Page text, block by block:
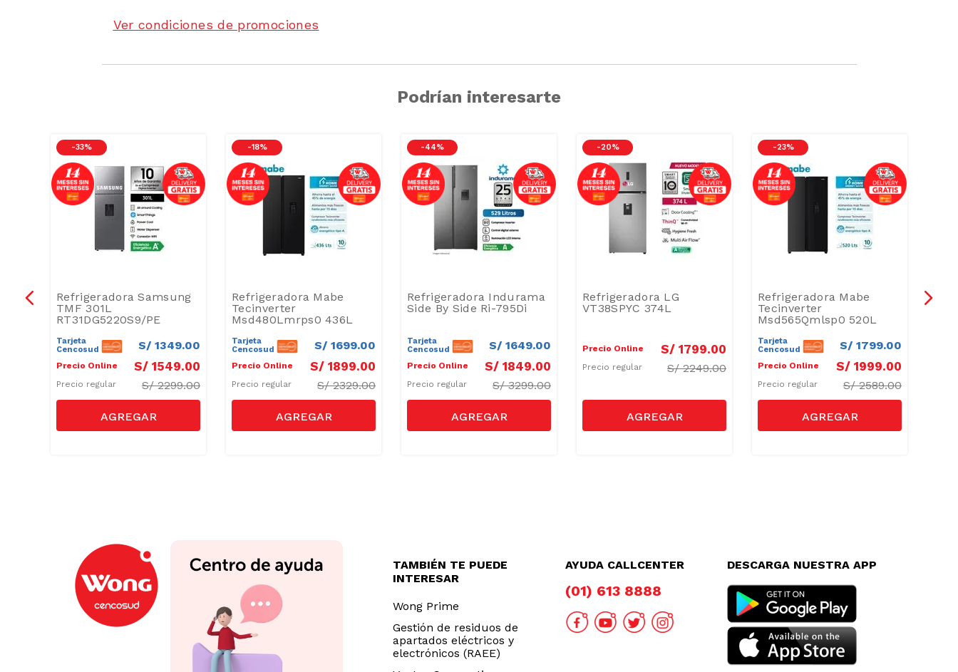
Ver condiciones de promociones
Podrían interesarte
-33 %
Refrigeradora Samsung
TMF 301L
RT31DG5220S9/PE
Tarjeta
Cencosud
S/ 1349.00
Precio Online S/ 1549.00
Precio regular S/2299.00
-18 %
Refrigeradora Mabe
Tecinverter
Msd480Lmrps0 436L
Tarjeta
Cencosud
S/ 1699.00
Precio Online S/ 1899.00
Precio regular S/2329.00
-44 %
Refrigeradora Indurama
Side By Side Ri-795Di
Tarjeta
Cencosud
S/ 1649.00
Precio Online S/ 1849.00
Precio regular S/3299.00
-20 %
Refrigeradora LG
VT38SPYC 374L
Precio Online S/ 1799.00
Precio regular S/2249.00
-23 %
Refrigeradora Mabe
Tecinverter
Msd565Qmlsp0 520L
Tarjeta
Cencosud
S/ 1799.00
Precio Online S/ 1999.00
Precio regular S/2589.00
TAMBIÉN TE PUEDE
INTERESAR
Wong Prime
Gestión de residuos de
apartados eléctricos y
electrónicos (RAEE)
AYUDA CALLCENTER
(01) 613 8888
DESCARGA NUESTRA APP